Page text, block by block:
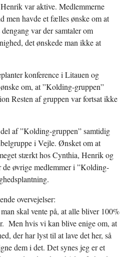
var aktive. Medlemmerne
men havde et fælles ønske om at
var der samtaler om
det ønskede man ikke at
konference i Litauen og
om, at ”Kolding-gruppen”
Resten af gruppen var fortsat ikke
af ”Kolding-gruppen” samtidig
i Vejle. Ønsket om at
stærkt hos Cynthia, Henrik og
de øvrige medlemmer i ”Kolding-
overvejelser:
skal vente på, at alle bliver 100%
Men hvis vi kan blive enige om, at
der har lyst til at lave det her, så
dem i det. Det synes jeg er et